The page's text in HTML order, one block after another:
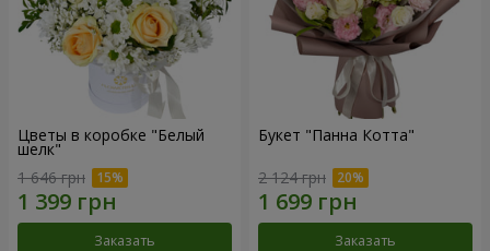
Цветы в коробке "Белый
шелк"
1 646 грн
Заказать
Букет "Панна Котта"
2 124 грн
Заказать